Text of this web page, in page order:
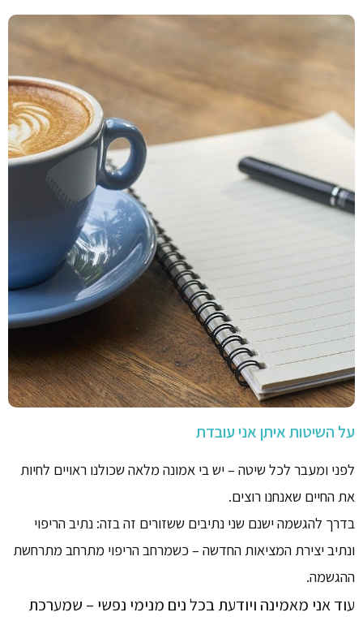
על השיטות איתן אני עובדת
לפני ומעבר לכל שיטה – יש בי אמונה מלאה שכולנו ראויים לחיות
את החיים שאנחנו רוצים.
בדרך להגשמה ישנם שני נתיבים ששזורים זה בזה: נתיב הריפוי
ונתיב יצירת המציאות החדשה – כשמרחב הריפוי מתרחב מתרחשת
ההגשמה.
עוד אני מאמינה ויודעת בכל נים מנימי נפשי – שמערכת